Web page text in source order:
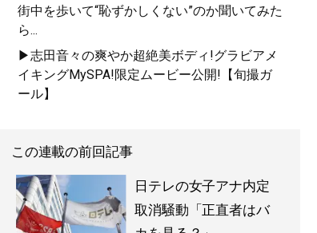
街中を歩いて“恥ずかしくない”のか聞いてみた
ら...
▶志田音々の爽やか超絶美ボディ!グラビアメ
イキングMySPA!限定ムービー公開!【旬撮ガ
ール】
この連載の前回記事
日テレの女子アナ内定
取消騒動「正直者はバ